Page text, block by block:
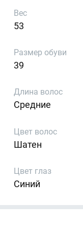
Вес
53
Размер обуви
39
Длина волос
Средние
Цвет волос
Шатен
Цвет глаз
Синий